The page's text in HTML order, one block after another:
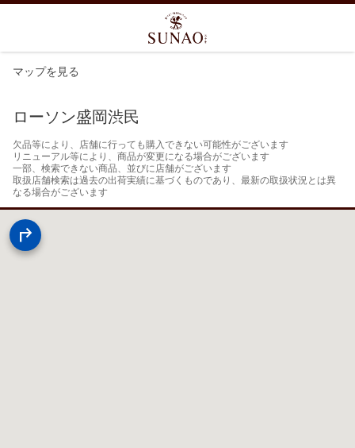
マップを見る
ローソン盛岡渋民
欠品等により、店舗に行っても購入できない可能性がございます
リニューアル等により、商品が変更になる場合がございます
一部、検索できない商品、並びに店舗がございます
取扱店舗検索は過去の出荷実績に基づくものであり、最新の取扱状況とは異
なる場合がございます